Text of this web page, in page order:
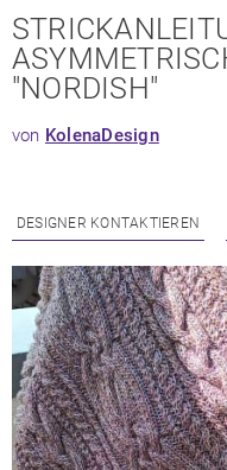
"NORDISH"
von KolenaDesign
DESIGNER KONTAKTIEREN